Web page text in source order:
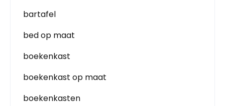
bartafel
bed op maat
boekenkast
boekenkast op maat
boekenkasten